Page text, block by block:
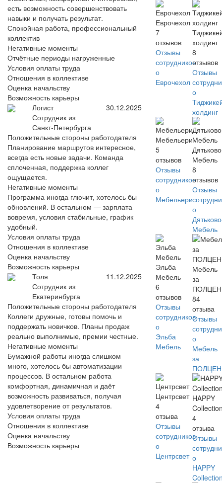
есть возможность совершенствовать
навыки и получать результат.
Спокойная работа, профессиональный
коллектив
Негативные моменты
Отчётные периоды нагруженные
Условия оплаты труда
Отношения в коллективе
Оценка начальству
Возможность карьеры
Логист
Сотрудник из
Санкт-Петербурга
30.12.2025
Положительные стороны работодателя
Планирование маршрутов интересное,
всегда есть новые задачи. Команда
сплоченная, поддержка коллег
ощущается.
Негативные моменты
Программа иногда глючит, хотелось бы
обновлений. В остальном — зарплата
вовремя, условия стабильные, график
удобный.
Условия оплаты труда
Отношения в коллективе
Оценка начальству
Возможность карьеры
Толя
Сотрудник из
Екатеринбурга
11.12.2025
Положительные стороны работодателя
Коллеги дружные, готовы помочь и
поддержать новичков. Планы продаж
реально выполнимые, премии честные.
Негативные моменты
Бумажной работы иногда слишком
много, хотелось бы автоматизации
процессов. В остальном работа
комфортная, динамичная и даёт
возможность развиваться, получая
удовлетворение от результатов.
Условия оплаты труда
Отношения в коллективе
Оценка начальству
Возможность карьеры
Еврочехол
7
отзывов
Отзывы
сотрудников
о
Еврочехол
холдинг
8
отзывов
Отзывы
о
холдинг
Мебельери
5
отзывов
Отзывы
сотрудников
о
Мебельери
Мебель
8
отзывов
Отзывы
о
Мебель
Эльба
Мебель
6
отзывов
Отзывы
сотрудников
о
Эльба
Мебель
Мебель
за
84
отзыва
Отзывы
о
Мебель
за
Центрсвет
4
отзыва
Отзывы
сотрудников
о
Центрсвет
HAPPY
4
отзыва
Отзывы
о
HAPPY